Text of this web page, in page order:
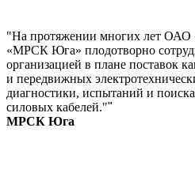
"На протяжении многих лет ОАО
«МРСК Юга» плодотворно
организацией в плане поставок
и передвижных
диагностики, испытаний и
силовых кабелей.""
МРСК Юга